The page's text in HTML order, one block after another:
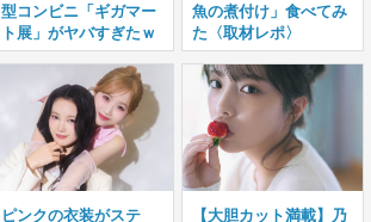
型コンビニ「ギガマー
ト展」がヤバすぎたｗ
魚の煮付け」食べてみ
た〈取材レポ〉
ピンクの衣装がステ 【大胆カット満載】乃